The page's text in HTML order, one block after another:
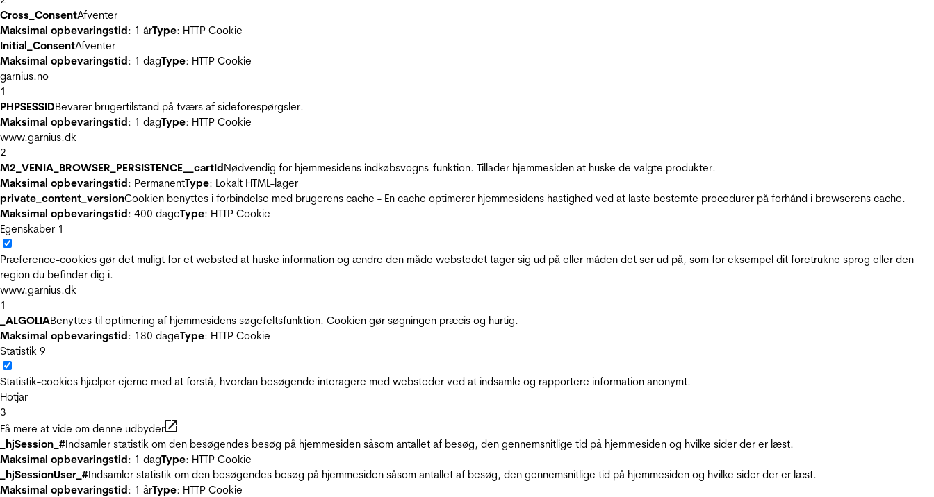
Cross_ConsentAfventer
Maksimal opbevaringstid: 1 årType: HTTP Cookie
Initial_ConsentAfventer
Maksimal opbevaringstid: 1 dagType: HTTP Cookie
garnius.no
1
PHPSESSIDBevarer brugertilstand på tværs af sideforespørgsler.
Maksimal opbevaringstid: 1 dagType: HTTP Cookie
www.garnius.dk
2
M2_VENIA_BROWSER_PERSISTENCE__cartIdNødvendig for hjemmesidens indkøbsvogns-funktion. Tillader hjemmesiden at huske de valgte produkter.
Maksimal opbevaringstid: PermanentType: Lokalt HTML-lager
private_content_versionCookien benyttes i forbindelse med brugerens cache - En cache optimerer hjemmesidens hastighed ved at laste bestemte procedurer på forhånd i browserens cache.
Maksimal opbevaringstid: 400 dageType: HTTP Cookie
Egenskaber 1
Præference-cookies gør det muligt for et websted at huske information og ændre den måde webstedet tager sig ud på eller måden det ser ud på, som for eksempel dit foretrukne sprog eller den
region du befinder dig i.
www.garnius.dk
1
_ALGOLIABenyttes til optimering af hjemmesidens søgefeltsfunktion. Cookien gør søgningen præcis og hurtig.
Maksimal opbevaringstid: 180 dageType: HTTP Cookie
Statistik 9
Statistik-cookies hjælper ejerne med at forstå, hvordan besøgende interagere med websteder ved at indsamle og rapportere information anonymt.
Hotjar
3
Få mere at vide om denne udbyder
_hjSession_#Indsamler statistik om den besøgendes besøg på hjemmesiden såsom antallet af besøg, den gennemsnitlige tid på hjemmesiden og hvilke sider der er læst.
Maksimal opbevaringstid: 1 dagType: HTTP Cookie
_hjSessionUser_#Indsamler statistik om den besøgendes besøg på hjemmesiden såsom antallet af besøg, den gennemsnitlige tid på hjemmesiden og hvilke sider der er læst.
Maksimal opbevaringstid: 1 årType: HTTP Cookie